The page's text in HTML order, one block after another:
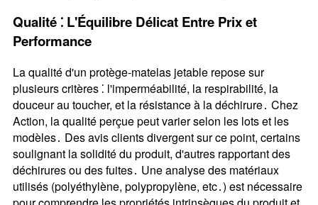
Qualité ⁚ L'Équilibre Délicat Entre Prix et
Performance
La qualité d'un protège-matelas jetable repose sur
plusieurs critères ⁚ l'imperméabilité, la respirabilité, la
douceur au toucher, et la résistance à la déchirure․ Chez
Action, la qualité perçue peut varier selon les lots et les
modèles․ Des avis clients divergent sur ce point, certains
soulignant la solidité du produit, d'autres rapportant des
déchirures ou des fuites․ Une analyse des matériaux
utilisés (polyéthylène, polypropylène, etc․) est nécessaire